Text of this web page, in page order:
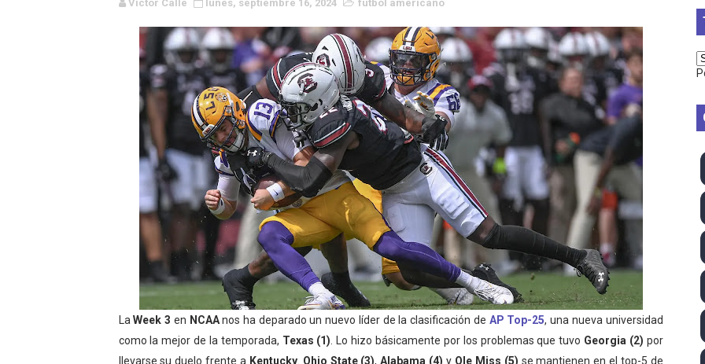
WWE NXT - Myles Borne y Tavion Heights ponen fin al reinado por parejas de The
Canadian Football League 2026 - Week 10
EFA y AFLE 2026 - Regular season
Grandes éxitos por fin para Chelsea Green, Chad Gable y Baron Corbin en SummerSlam
Campeonato de Europa de MTB 2026 (Monteceneri, Suiza) - Charlie Aldridge y Sina
Campeonato de Europa de remo 2026 (Varese, Italia) - Rumanía, Alemania y Gran
Mundial de lacrosse femenino 2026 (Tokio, Japón) - Estados Unidos invencibles, ya
Máxima celebración en el último Impact! con Jason Hotch como nuevo TNA
Mundial de esgrima 2026 (Hong Kong) - La delegación italiana arrasa con 4 oros y 4
Víctor Calle lunes, septiembre 16, 2024 fútbol americano
LaWeek 3 en NCAAnos ha deparado un nuevo líder de la clasificación de AP Top-25, una nueva universidad
como la mejor de la temporada, Texas (1) . Lo hizo básicamente por los problemas que tuvo Georgia (2) por
llevarse su duelo frente a Kentucky. Ohio State (3),Alabama (4) y Ole Miss (5) se mantienen en el top-5 de